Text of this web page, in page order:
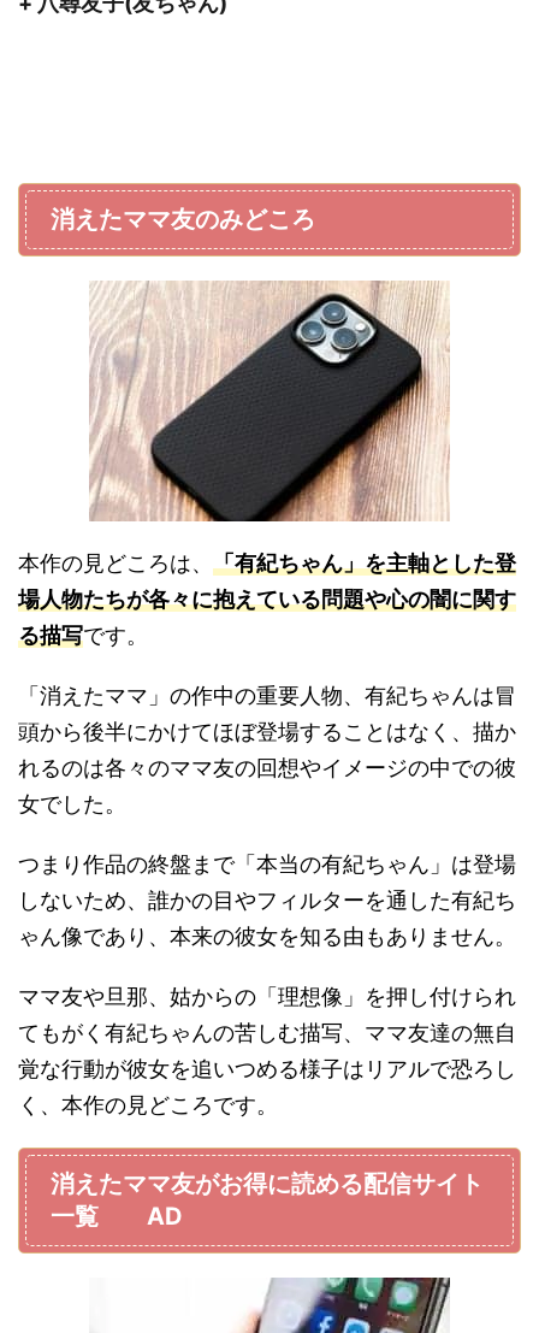
消えたママ友のみどころ
本作の見どころは、 「有紀ちゃん」を主軸とした登
場人物たちが各々に抱えている問題や心の闇に関す
る描写です。
「消えたママ」の作中の重要人物、有紀ちゃんは冒
頭から後半にかけてほぼ登場することはなく、描か
れるのは各々のママ友の回想やイメージの中での彼
女でした。
つまり作品の終盤まで「本当の有紀ちゃん」は登場
しないため、誰かの目やフィルターを通した有紀ち
ゃん像であり、本来の彼女を知る由もありません。
ママ友や旦那、姑からの「理想像」を押し付けられ
てもがく有紀ちゃんの苦しむ描写、ママ友達の無自
覚な行動が彼女を追いつめる様子はリアルで恐ろし
く、本作の見どころです。
消えたママ友がお得に読める配信サイト
一覧 AD